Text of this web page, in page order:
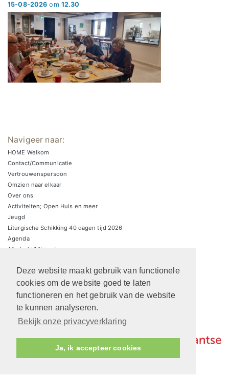
Deze website maakt gebruik van functionele
cookies om de website goed te laten
functioneren en het gebruik van de website
te kunnen analyseren.
Bekijk onze privacyverklaring
Ja, ik accepteer cookies
15-08-2026 om 12.30
Navigeer naar:
HOME Welkom
Contact/Communicatie
Vertrouwenspersoon
Omzien naar elkaar
Over ons
Activiteiten; Open Huis en meer
Jeugd
Liturgische Schikking 40 dagen tijd 2026
Agenda
Afscheid/Uitvaart
Zaalverhuur/parkeren
ARCHIEF Liturgische schikkingen